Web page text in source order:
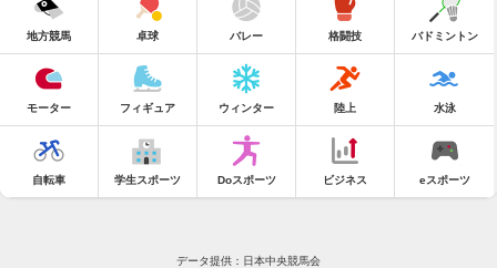
地方競馬 卓球 バレー 格闘技 バドミントン
モーター フィギュア ウィンター 陸上 水泳
自転車 学生スポーツ Doスポーツ ビジネス eスポーツ
データ提供：日本中央競馬会